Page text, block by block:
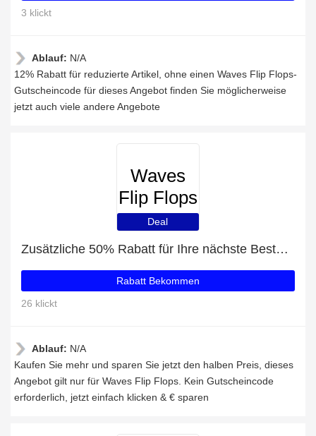
3 klickt
Ablauf: N/A
12% Rabatt für reduzierte Artikel, ohne einen Waves Flip Flops-
Gutscheincode für dieses Angebot finden Sie möglicherweise
jetzt auch viele andere Angebote
Waves
Flip Flops
Deal
Zusätzliche 50% Rabatt für Ihre nächste Bestellung
Rabatt Bekommen
26 klickt
Ablauf: N/A
Kaufen Sie mehr und sparen Sie jetzt den halben Preis, dieses
Angebot gilt nur für Waves Flip Flops. Kein Gutscheincode
erforderlich, jetzt einfach klicken & € sparen